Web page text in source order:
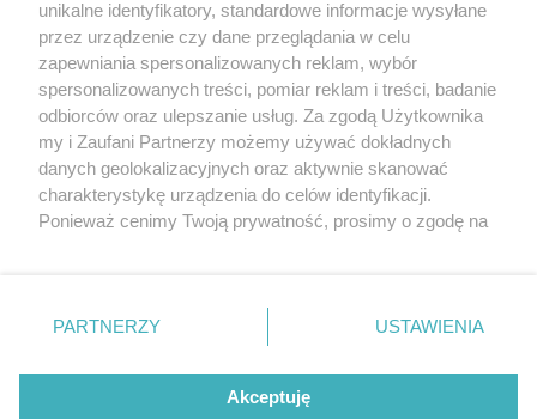
O FIRMIE POLITYKA PRYWATNOŚCI HOSTING
REKLAMA WSPÓŁPRACA RSS FACEBOOK KONTAKT
Nasze serwisy
Aktualności
Tcz24
Historia miasta
Muzyka i kultura
Archiwum wydarzeń
Zdjęcia miasta
unikalne identyfikatory, standardowe informacje wysyłane
przez urządzenie czy dane przeglądania w celu
zapewniania spersonalizowanych reklam, wybór
spersonalizowanych treści, pomiar reklam i treści, badanie
odbiorców oraz ulepszanie usług. Za zgodą Użytkownika
my i Zaufani Partnerzy możemy używać dokładnych
danych geolokalizacyjnych oraz aktywnie skanować
charakterystykę urządzenia do celów identyfikacji.
Ponieważ cenimy Twoją prywatność, prosimy o zgodę na
znajdujący się w lewym dolnym rogu strony
. Niektóre
przetwarzaniu. Preferencje będą miały zastosowania tylko
PARTNERZY USTAWIENIA
Akceptuję